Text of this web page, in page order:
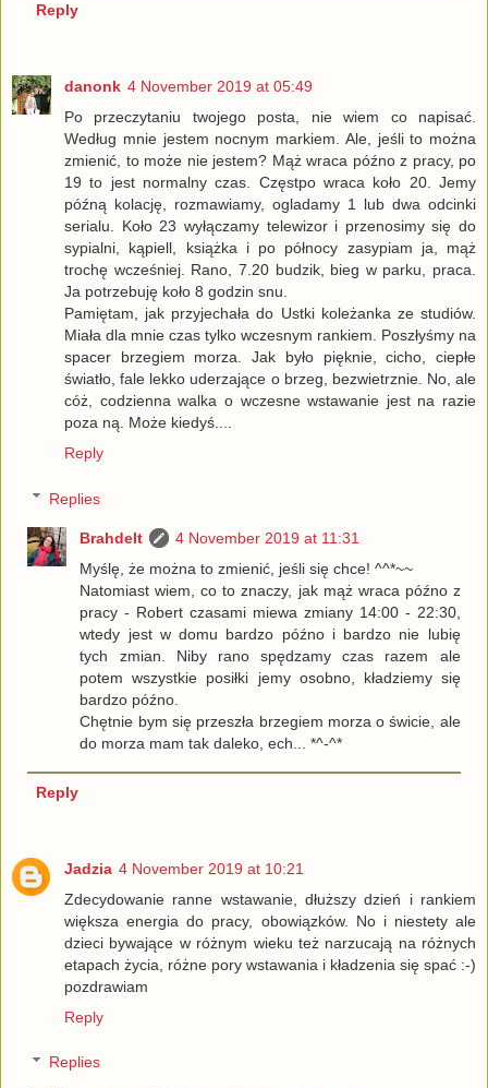
Reply
danonk 4 November 2019 at 05:49
Po przeczytaniu twojego posta, nie wiem co napisać.
Według mnie jestem nocnym markiem. Ale, jeśli to można
zmienić, to może nie jestem? Mąż wraca późno z pracy, po
19 to jest normalny czas. Częstpo wraca koło 20. Jemy
późną kolację, rozmawiamy, ogladamy 1 lub dwa odcinki
serialu. Koło 23 wyłączamy telewizor i przenosimy się do
sypialni, kąpiell, książka i po północy zasypiam ja, mąż
trochę wcześniej. Rano, 7.20 budzik, bieg w parku, praca.
Ja potrzebuję koło 8 godzin snu.
Pamiętam, jak przyjechała do Ustki koleżanka ze studiów.
Miała dla mnie czas tylko wczesnym rankiem. Poszłyśmy na
spacer brzegiem morza. Jak było pięknie, cicho, ciepłe
światło, fale lekko uderzające o brzeg, bezwietrznie. No, ale
cóż, codzienna walka o wczesne wstawanie jest na razie
poza ną. Może kiedyś....
Reply
Replies
Brahdelt
4 November 2019 at 11:31
Myślę, że można to zmienić, jeśli się chce! ^^*~~
Natomiast wiem, co to znaczy, jak mąż wraca późno z
pracy - Robert czasami miewa zmiany 14:00 - 22:30,
wtedy jest w domu bardzo późno i bardzo nie lubię
tych zmian. Niby rano spędzamy czas razem ale
potem wszystkie posiłki jemy osobno, kładziemy się
bardzo późno.
Chętnie bym się przeszła brzegiem morza o świcie, ale
do morza mam tak daleko, ech... *^-^*
Reply
Jadzia 4 November 2019 at 10:21
Zdecydowanie ranne wstawanie, dłuższy dzień i rankiem
większa energia do pracy, obowiązków. No i niestety ale
dzieci bywające w różnym wieku też narzucają na różnych
etapach życia, różne pory wstawania i kładzenia się spać :-)
pozdrawiam
Reply
Replies